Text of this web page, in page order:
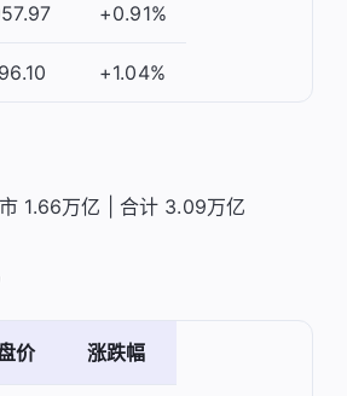
+0.91%
+1.04%
1.66万亿 | 合计 3.09万亿
价 涨跌幅